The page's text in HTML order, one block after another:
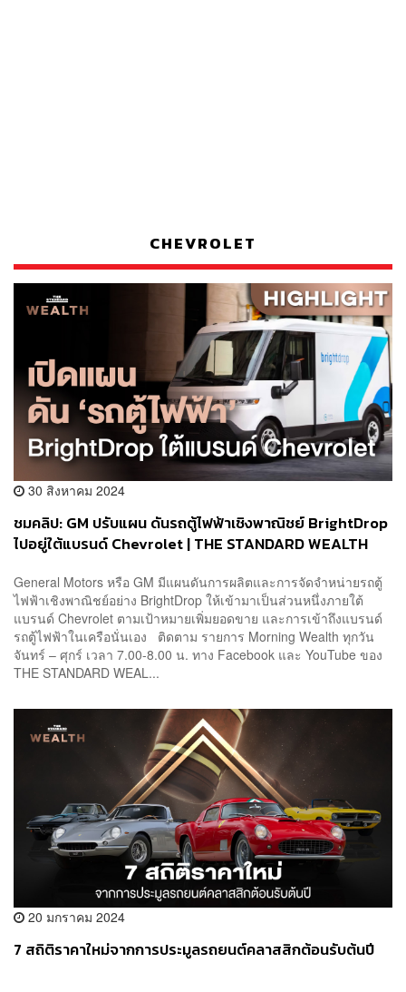
CHEVROLET
30 สิงหาคม 2024
ชมคลิป: GM ปรับแผน ดันรถตู้ไฟฟ้าเชิงพาณิชย์ BrightDrop
ไปอยู่ใต้แบรนด์ Chevrolet | THE STANDARD WEALTH
General Motors หรือ GM มีแผนดันการผลิตและการจัดจำหน่ายรถตู้
ไฟฟ้าเชิงพาณิชย์อย่าง BrightDrop ให้เข้ามาเป็นส่วนหนึ่งภายใต้
แบรนด์ Chevrolet ตามเป้าหมายเพิ่มยอดขาย และการเข้าถึงแบรนด์
รถตู้ไฟฟ้าในเครือนั่นเอง ติดตาม รายการ Morning Wealth ทุกวัน
จันทร์ – ศุกร์ เวลา 7.00-8.00 น. ทาง Facebook และ YouTube ของ
THE STANDARD WEAL...
20 มกราคม 2024
7 สถิติราคาใหม่จากการประมูลรถยนต์คลาสสิกต้อนรับต้นปี